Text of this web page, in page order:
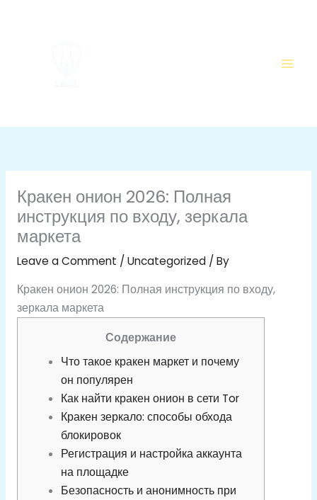
Кракен онион 2026: Полная
инструкция по входу, зеркала
маркета
Leave a Comment / Uncategorized/ By
Кракен онион 2026: Полная инструкция по входу,
зеркала маркета
Содержание
Что такое кракен маркет и почему
он популярен
Как найти кракен онион в сети Tor
Кракен зеркало: способы обхода
блокировок
Регистрация и настройка аккаунта
на площадке
Безопасность и анонимность при